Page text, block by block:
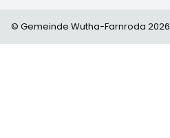
© Gemeinde Wutha-Farnroda 2026